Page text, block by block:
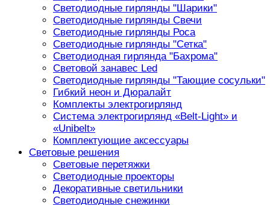
Светодиодные гирлянды "Шарики"
Светодиодные гирлянды Свечи
Светодиодные гирлянды Роса
Светодиодные гирлянды "Сетка"
Светодиодная гирлянда "Бахрома"
Световой занавес Led
Светодиодные гирлянды "Тающие сосульки"
Гибкий неон и Дюралайт
Комплекты электрогирлянд
Система электрогирлянд «Belt-Light» и
«Unibelt»
Комплектующие аксессуары
Световые решения
Световые перетяжки
Светодиодные проекторы
Декоративные светильники
Светодиодные снежинки